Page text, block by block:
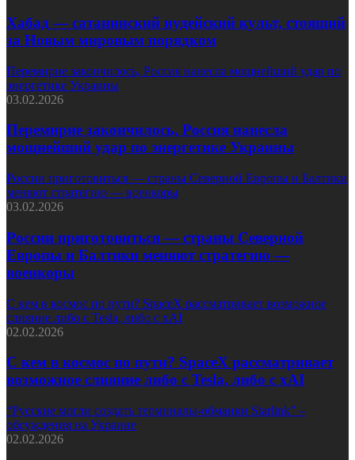
Хабад — сатанинский иудейский культ, стоящий
за Новым мировым порядком
Перемирие закончилось, Россия нанесла мощнейший удар по
энергетике Украины
03.02.2026
Перемирие закончилось, Россия нанесла
мощнейший удар по энергетике Украины
России приготовиться — страны Северной Европы и Балтики
меняют стратегию — военкоры
03.02.2026
России приготовиться — страны Северной
Европы и Балтики меняют стратегию —
военкоры
С кем в космос по пути? SpaceX рассматривает возможное
слияние либо с Tesla, либо с xAI
02.02.2026
С кем в космос по пути? SpaceX рассматривает
возможное слияние либо с Tesla, либо с xAI
“Русские могли создать терминалы-обманки Starlink” –
обсуждения на Украине
02.02.2026